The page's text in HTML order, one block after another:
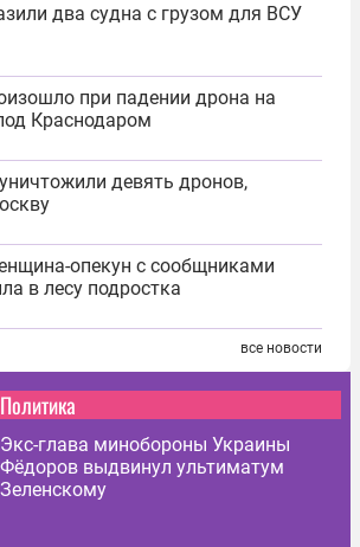
два судна с грузом для ВСУ
при падении дрона на
Краснодаром
девять дронов,
опекун с сообщниками
в лесу подростка
все новости
Политика
Экс-глава минобороны Украины
Фёдоров выдвинул ультиматум
Зеленскому